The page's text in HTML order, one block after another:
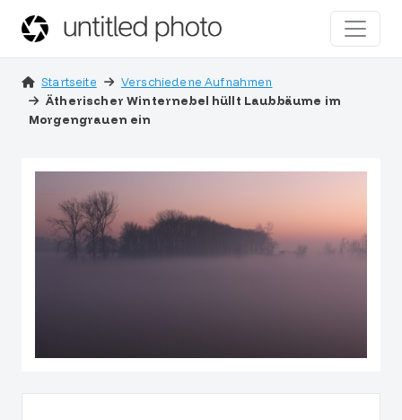
Startseite
Verschiedene Aufnahmen
Ätherischer Winternebel hüllt Laubbäume im
Morgengrauen ein